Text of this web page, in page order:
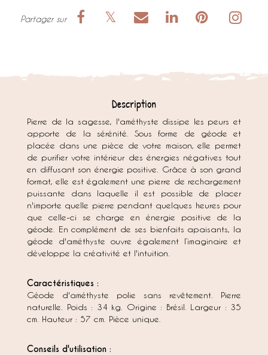
Description
Pierre de la sagesse, l'améthyste dissipe les peurs et
apporte de la sérénité. Sous forme de géode et
placée dans une pièce de votre maison, elle permet
de purifier votre intérieur des énergies négatives tout
en diffusant son énergie positive. Grâce à son grand
format, elle est également une pierre de rechargement
puissante dans laquelle il est possible de placer
n'importe quelle pierre pendant quelques heures pour
que celle-ci se charge en énergie positive de la
géode. En complément de ses bienfaits apaisants, la
géode d'améthyste ouvre également l’imaginaire et
développe la créativité et l'intuition.
Caractéristiques :
Géode d'améthyste polie sans revêtement. Pierre
naturelle. Poids : 34 kg. Origine : Brésil. Largeur : 35
cm. Hauteur : 57 cm. Pièce unique.
Conseils d'utilisation :